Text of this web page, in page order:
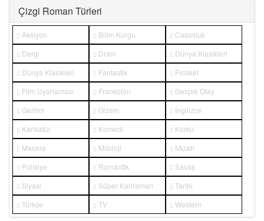
Çizgi Roman Türleri
Aksiyon Bilim Kurgu
Casusluk
Dergi
Dram
Dünya Klasikleri
Dünya Klasikleri
Fantastik
Felaket
Film Uyarlaması
Frankofon
Gerçek Olay
Gerilim
Gizem
İngilizce
Karikatür
Komedi
Korku
Macera
Mitoloji
Mizah
Polisiye
Romantik
Savaş
Siyasi
Süper Kahraman
Tarihi
Türkçe
TV Western